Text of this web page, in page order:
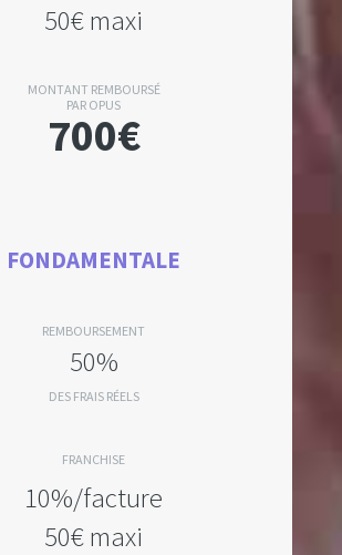
50€ maxi
MONTANT REMBOURSÉ
PAR OPUS
700€
FONDAMENTALE
REMBOURSEMENT
50%
DES FRAIS RÉELS
FRANCHISE
10%/facture
50€ maxi